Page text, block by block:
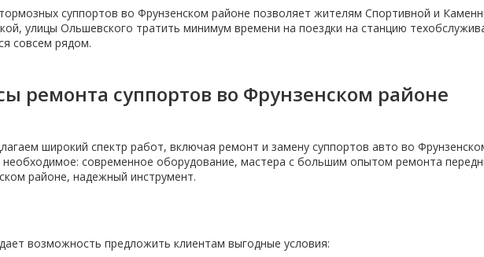
суппортов во Фрунзенском районе позволяет жителям Спортивной и
улицы Ольшевского тратить минимум времени на поездки на станцию
совсем рядом.
ремонта суппортов во Фрунзенском районе
широкий спектр работ, включая ремонт и замену суппортов авто во
необходимое: современное оборудование, мастера с большим опытом ремонта
районе, надежный инструмент.
возможность предложить клиентам выгодные условия: